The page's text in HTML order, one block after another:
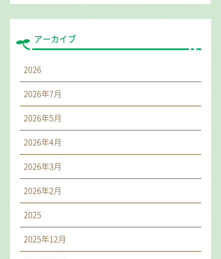
アーカイブ
2026
2026年7月
2026年5月
2026年4月
2026年3月
2026年2月
2025
2025年12月